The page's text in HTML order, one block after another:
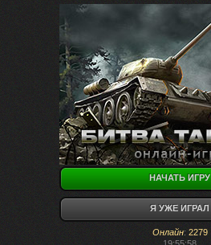
НАЧАТЬ ИГРУ
Я УЖЕ ИГРАЛ
Онлайн: 2279